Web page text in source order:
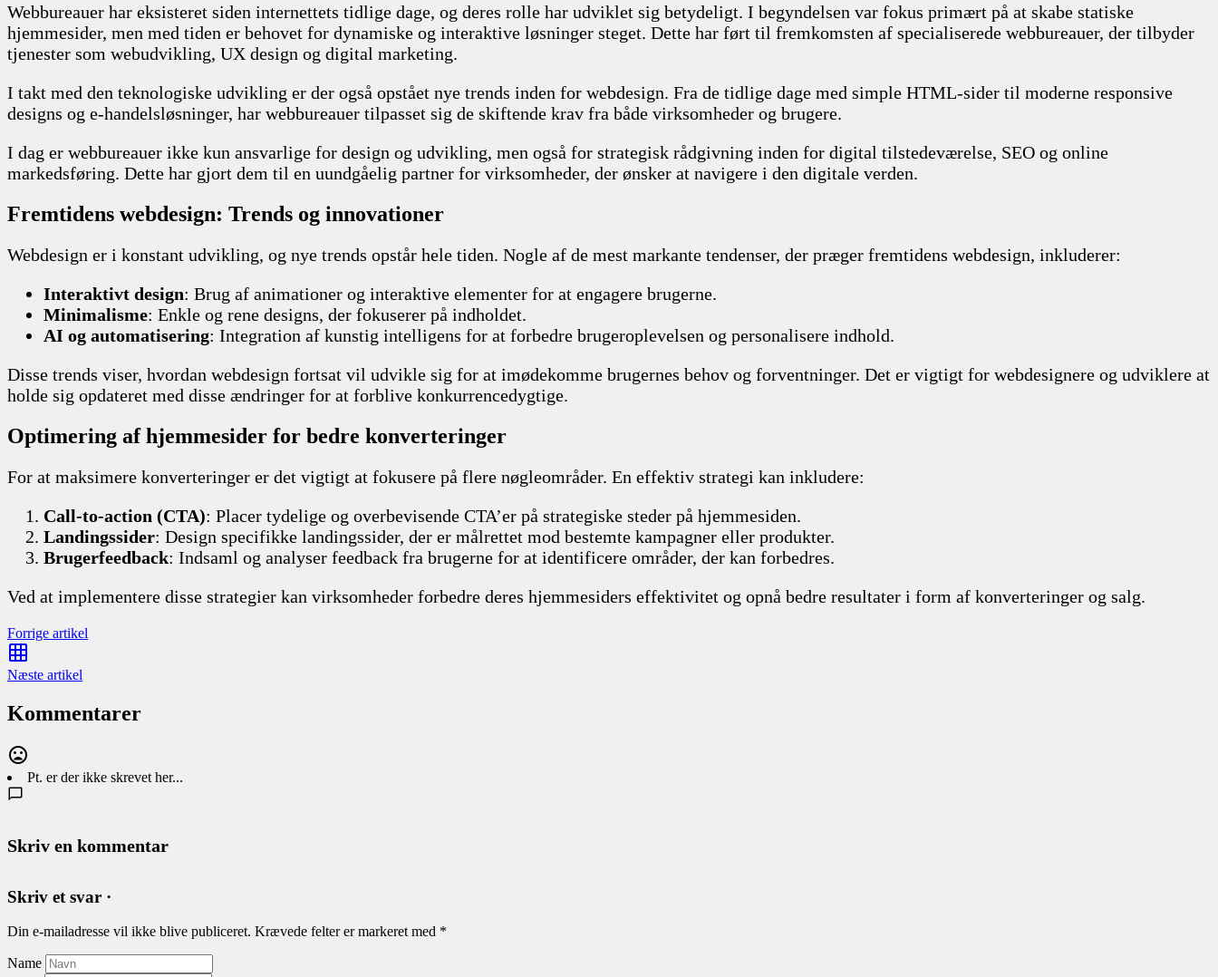
Webbureauer har eksisteret siden internettets tidlige dage, og deres rolle har udviklet sig betydeligt. I begyndelsen var fokus primært på at skabe statiske
hjemmesider, men med tiden er behovet for dynamiske og interaktive løsninger steget. Dette har ført til fremkomsten af specialiserede webbureauer, der tilbyder
tjenester som webudvikling, UX design og digital marketing.
I takt med den teknologiske udvikling er der også opstået nye trends inden for webdesign. Fra de tidlige dage med simple HTML-sider til moderne responsive
designs og e-handelsløsninger, har webbureauer tilpasset sig de skiftende krav fra både virksomheder og brugere.
I dag er webbureauer ikke kun ansvarlige for design og udvikling, men også for strategisk rådgivning inden for digital tilstedeværelse, SEO og online
markedsføring. Dette har gjort dem til en uundgåelig partner for virksomheder, der ønsker at navigere i den digitale verden.
Fremtidens webdesign: Trends og innovationer
Webdesign er i konstant udvikling, og nye trends opstår hele tiden. Nogle af de mest markante tendenser, der præger fremtidens webdesign, inkluderer:
Interaktivt design: Brug af animationer og interaktive elementer for at engagere brugerne.
Minimalisme: Enkle og rene designs, der fokuserer på indholdet.
AI og automatisering: Integration af kunstig intelligens for at forbedre brugeroplevelsen og personalisere indhold.
Disse trends viser, hvordan webdesign fortsat vil udvikle sig for at imødekomme brugernes behov og forventninger. Det er vigtigt for webdesignere og udviklere at
holde sig opdateret med disse ændringer for at forblive konkurrencedygtige.
Optimering af hjemmesider for bedre konverteringer
For at maksimere konverteringer er det vigtigt at fokusere på flere nøgleområder. En effektiv strategi kan inkludere:
Call-to-action (CTA): Placer tydelige og overbevisende CTA’er på strategiske steder på hjemmesiden.
Landingssider: Design specifikke landingssider, der er målrettet mod bestemte kampagner eller produkter.
Brugerfeedback: Indsaml og analyser feedback fra brugerne for at identificere områder, der kan forbedres.
Ved at implementere disse strategier kan virksomheder forbedre deres hjemmesiders effektivitet og opnå bedre resultater i form af konverteringer og salg.
Forrige artikel
Næste artikel
Kommentarer
Pt. er der ikke skrevet her...
Skriv en kommentar
Skriv et svar ·
Din e-mailadresse vil ikke blive publiceret. Krævede felter er markeret med *
Name